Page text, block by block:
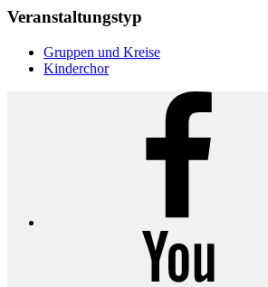
Veranstaltungstyp
Gruppen und Kreise
Kinderchor